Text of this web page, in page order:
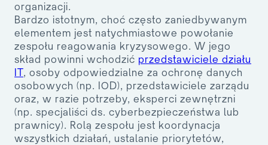
organizacji.
Bardzo istotnym, choć często zaniedbywanym
elementem jest natychmiastowe powołanie
zespołu reagowania kryzysowego. W jego
skład powinni wchodzić przedstawiciele działu
IT, osoby odpowiedzialne za ochronę danych
osobowych (np. IOD), przedstawiciele zarządu
oraz, w razie potrzeby, eksperci zewnętrzni
(np. specjaliści ds. cyberbezpieczeństwa lub
prawnicy). Rolą zespołu jest koordynacja
wszystkich działań, ustalanie priorytetów,